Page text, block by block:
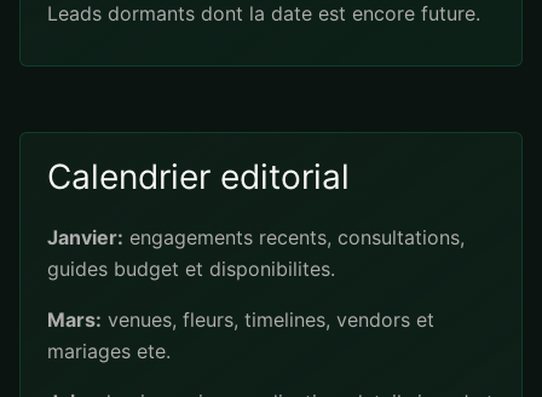
Leads dormants dont la date est encore future.
Calendrier editorial
Janvier: engagements recents, consultations,
guides budget et disponibilites.
Mars: venues, fleurs, timelines, vendors et
mariages ete.